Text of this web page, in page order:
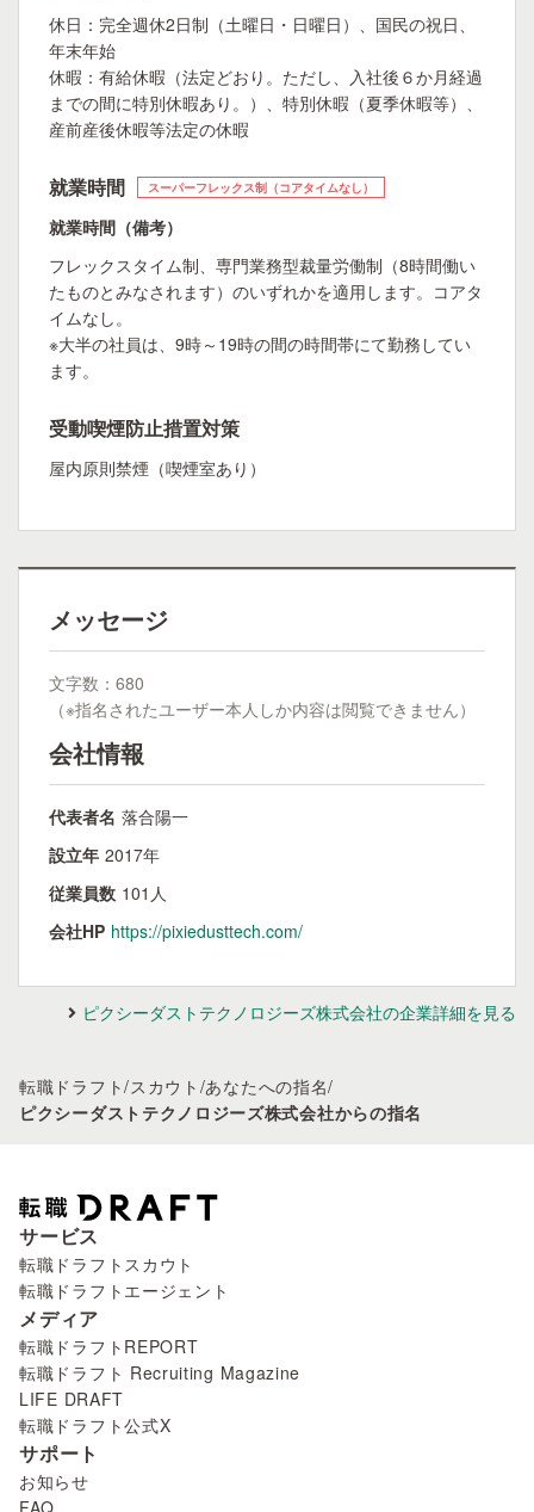
休日：完全週休2日制（土曜日・日曜日）、国民の祝日、
年末年始
休暇：有給休暇（法定どおり。ただし、入社後６か月経過
までの間に特別休暇あり。）、特別休暇（夏季休暇等）、
産前産後休暇等法定の休暇
就業時間 スーパーフレックス制（コアタイムなし）
就業時間（備考）
フレックスタイム制、専門業務型裁量労働制（8時間働い
たものとみなされます）のいずれかを適用します。コアタ
イムなし。
※大半の社員は、9時～19時の間の時間帯にて勤務してい
ます。
受動喫煙防止措置対策
屋内原則禁煙（喫煙室あり）
メッセージ
文字数：680
（※指名されたユーザー本人しか内容は閲覧できません）
会社情報
代表者名 落合陽一
設立年 2017年
従業員数 101人
会社HP https://pixiedusttech.com/
ピクシーダストテクノロジーズ株式会社の企業詳細を見る
転職ドラフト/スカウト /あなたへの指名/
ピクシーダストテクノロジーズ株式会社からの指名
サービス
転職ドラフトスカウト
転職ドラフトエージェント
メディア
転職ドラフトREPORT
転職ドラフト Recruiting Magazine
LIFE DRAFT
転職ドラフト公式X
サポート
お知らせ